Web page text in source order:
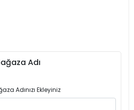
Adı
Adınızı Ekleyiniz